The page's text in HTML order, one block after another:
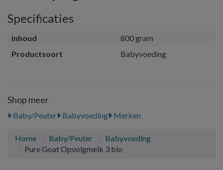
Specificaties
inhoud
800 gram
Productsoort
Babyvoeding
Shop meer
Baby/Peuter Babyvoeding Merken
Home Baby/Peuter
Babyvoeding
Pure Goat Opvolgmelk 3 bio